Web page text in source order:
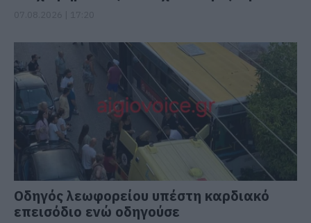
Οδηγός λεωφορείου υπέστη καρδιακό
επεισόδιο ενώ οδηγούσε